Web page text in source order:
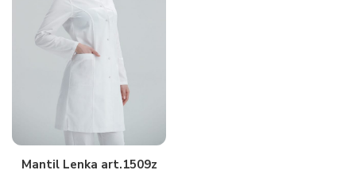
Mantil Lenka art.1509z